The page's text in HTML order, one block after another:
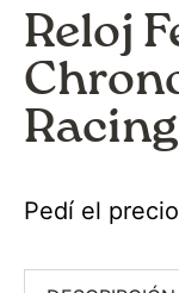
Reloj
Pedí el